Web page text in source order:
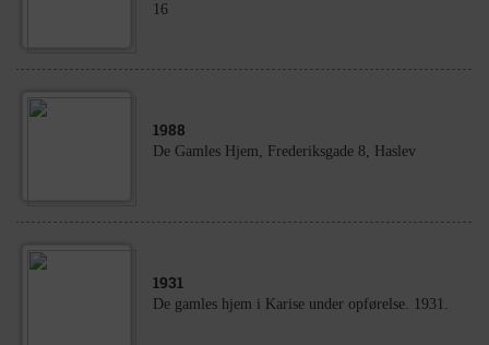
16
1988
De Gamles Hjem, Frederiksgade 8, Haslev
1931
De gamles hjem i Karise under opførelse. 1931.